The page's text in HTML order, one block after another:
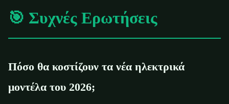
🎯 Συχνές Ερωτήσεις
Πόσο θα κοστίζουν τα νέα ηλεκτρικά
μοντέλα του 2026;